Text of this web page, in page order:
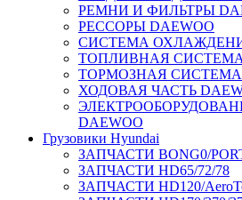
РЕМНИ И ФИЛЬТРЫ
РЕССОРЫ DAEWOO
СИСТЕМА
ТОПЛИВНАЯ СИСТЕМА
ТОРМОЗНАЯ СИСТЕМА
ХОДОВАЯ ЧАСТЬ
DAEWOO
Грузовики Hyundai
ЗАПЧАСТИ BONG0/
ЗАПЧАСТИ HD65/72/78
ЗАПЧАСТИ HD120/